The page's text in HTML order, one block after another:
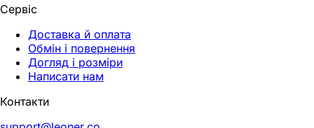
Сервіс
Доставка й оплата
Обмін і повернення
Догляд і розміри
Написати нам
Контакти